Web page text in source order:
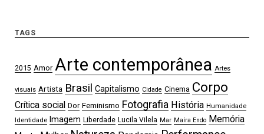
TAGS
2015 Amor Arte contemporânea Artes
visuais Artista Brasil Capitalismo Cidade Cinema Corpo
Crítica social Dor Feminismo Fotografia História Humanidade
Identidade Imagem Liberdade Lucila Vilela Mar Maíra Endo Memória